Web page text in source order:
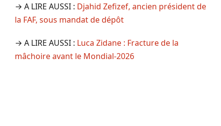
→ A LIRE AUSSI : Djahid Zefizef, ancien président de
la FAF, sous mandat de dépôt
→ A LIRE AUSSI : Luca Zidane : Fracture de la
mâchoire avant le Mondial-2026